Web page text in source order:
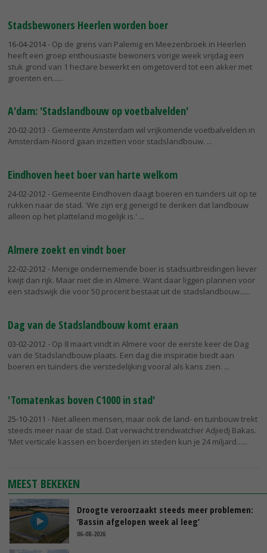
Stadsbewoners Heerlen worden boer
16-04-2014- Op de grens van Palemig en Meezenbroek in Heerlen
heeft een groep enthousiaste bewoners vorige week vrijdag een
stuk grond van 1 hectare bewerkt en omgetoverd tot een akker met
groenten en...
A'dam: 'Stadslandbouw op voetbalvelden'
20-02-2013 - Gemeente Amsterdam wil vrijkomende voetbalvelden in
Amsterdam-Noord gaan inzetten voor stadslandbouw.
Eindhoven heet boer van harte welkom
24-02-2012 - Gemeente Eindhoven daagt boeren en tuinders uit op te
rukken naar de stad. 'We zijn erg geneigd te denken dat landbouw
alleen op het platteland mogelijk is.'
Almere zoekt en vindt boer
22-02-2012 - Menige ondernemende boer is stadsuitbreidingen liever
kwijt dan rijk. Maar niet die in Almere. Want daar liggen plannen voor
een stadswijk die voor 50 procent bestaat uit de stadslandbouw...
Dag van de Stadslandbouw komt eraan
03-02-2012 - Op 8 maart vindt in Almere voor de eerste keer de Dag
van de Stadslandbouw plaats. Een dag die inspiratie biedt aan
boeren en tuinders die verstedelijking vooral als kans zien.
'Tomatenkas boven C1000 in stad'
25-10-2011 - Niet alleen mensen, maar ook de land- en tuinbouw trekt
steeds meer naar de stad. Dat verwacht trendwatcher Adjiedj Bakas.
'Met verticale kassen en boerderijen in steden kun je 24 miljard...
MEEST BEKEKEN
Droogte veroorzaakt steeds meer problemen:
‘Bassin afgelopen week al leeg’
06-08-2026